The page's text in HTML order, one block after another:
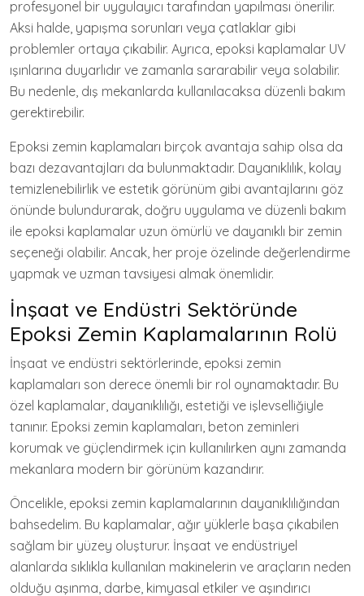
profesyonel bir uygulayıcı tarafından yapılması önerilir.
Aksi halde, yapışma sorunları veya çatlaklar gibi
problemler ortaya çıkabilir. Ayrıca, epoksi kaplamalar UV
ışınlarına duyarlıdır ve zamanla sararabilir veya solabilir.
Bu nedenle, dış mekanlarda kullanılacaksa düzenli bakım
gerektirebilir.
Epoksi zemin kaplamaları birçok avantaja sahip olsa da
bazı dezavantajları da bulunmaktadır. Dayanıklılık, kolay
temizlenebilirlik ve estetik görünüm gibi avantajlarını göz
önünde bulundurarak, doğru uygulama ve düzenli bakım
ile epoksi kaplamalar uzun ömürlü ve dayanıklı bir zemin
seçeneği olabilir. Ancak, her proje özelinde değerlendirme
yapmak ve uzman tavsiyesi almak önemlidir.
İnşaat ve Endüstri Sektöründe
Epoksi Zemin Kaplamalarının Rolü
İnşaat ve endüstri sektörlerinde, epoksi zemin
kaplamaları son derece önemli bir rol oynamaktadır. Bu
özel kaplamalar, dayanıklılığı, estetiği ve işlevselliğiyle
tanınır. Epoksi zemin kaplamaları, beton zeminleri
korumak ve güçlendirmek için kullanılırken aynı zamanda
mekanlara modern bir görünüm kazandırır.
Öncelikle, epoksi zemin kaplamalarının dayanıklılığından
bahsedelim. Bu kaplamalar, ağır yüklerle başa çıkabilen
sağlam bir yüzey oluşturur. İnşaat ve endüstriyel
alanlarda sıklıkla kullanılan makinelerin ve araçların neden
olduğu aşınma, darbe, kimyasal etkiler ve aşındırıcı